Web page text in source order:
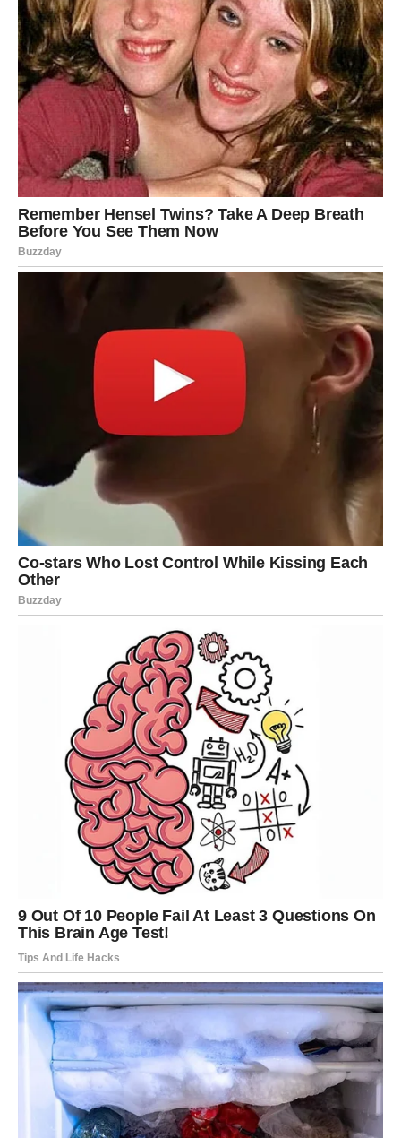
Pred vama je mnogo mirniji period nego ranije.
Poruka sudbine
Ne nosite više ono što vam ne pripada.
Mir vam vraća snagu
Pred vama su važni trenuci.
VAGA
Pred vama je susret koji nije slučajan.
Drevna mudrost ukazuje na osobu koja dolazi s važnom
ulogom u vašem životu.
Poruka sudbine
Prepoznajte ljude koje vam sudbina šalje.
Nova energija ulazi u vaš život
Pred vama su romantični trenuci.
ŠKORPIJA
Finansijska sreća prati vas do kraja mjeseca.
Jedna prilika mogla bi vam donijeti mnogo više nego što
očekujete.
Poruka sudbine
Budite spremni djelovati brzo.
Obilje vam dolazi u susret
Pred vama su snažni dani.
STRIJELAC
Nova iskustva i nova poznanstva mijenjaju način na koji
gledate na budućnost.
Pred vama su dani puni inspiracije.